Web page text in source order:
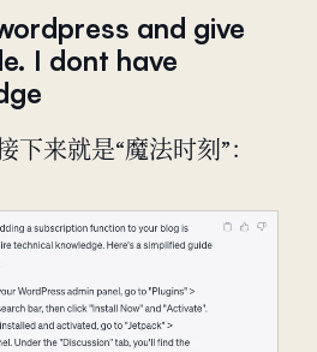
and give
I dont have
下来就是“魔法时刻”：